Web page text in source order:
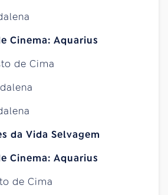
Cinema: Aquarius
de Cima
da Vida Selvagem
Cinema: Aquarius
de Cima